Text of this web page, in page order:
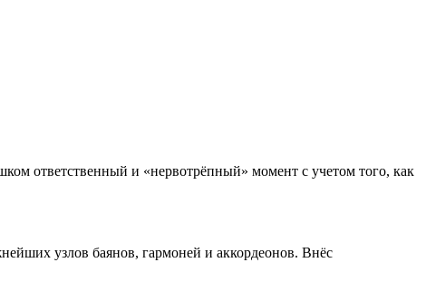
ответственный и «нервотрёпный» момент с учетом того, как
узлов баянов, гармоней и аккордеонов. Внёс